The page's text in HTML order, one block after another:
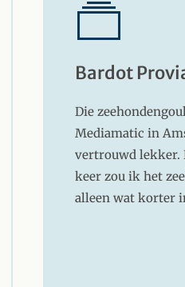
Bardot
Die
Mediamatic in
vertrouwd lekker.
keer zou ik het
alleen wat korter